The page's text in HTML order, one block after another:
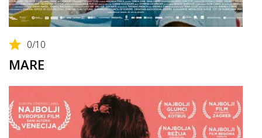
0/10
MARE